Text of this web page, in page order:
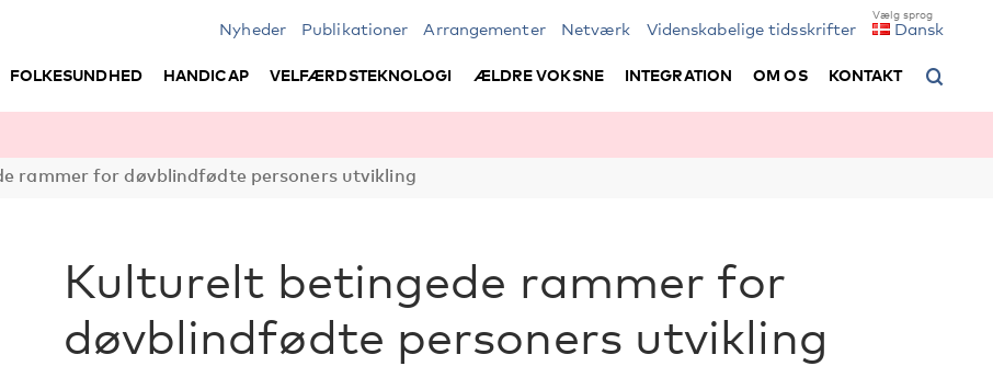
Nyheder Publikationer Arrangementer Netværk Videnskabelige tidsskrifter Dansk
FOLKESUNDHED HANDICAP VELFÆRDSTEKNOLOGI ÆLDRE VOKSNE INTEGRATION OM OS KONTAKT
rammer for døvblindfødte personers utvikling
Kulturelt betingede rammer for
døvblindfødte personers utvikling